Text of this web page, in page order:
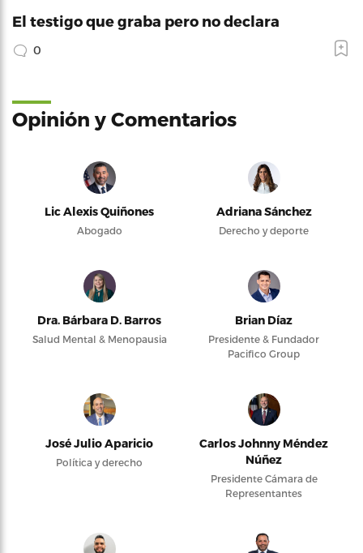
El testigo que graba pero no declara
0
Opinión y Comentarios
Lic Alexis Quiñones
Abogado
Adriana Sánchez
Derecho y deporte
Dra. Bárbara D. Barros
Salud Mental & Menopausia
Brian Díaz
Presidente & Fundador
Pacifico Group
José Julio Aparicio
Política y derecho
Carlos Johnny Méndez
Núñez
Presidente Cámara de
Representantes